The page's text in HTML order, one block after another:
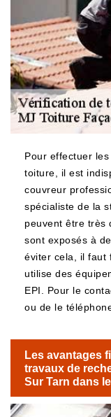
Pour effectuer
toiture, il est
couvreur
spécialiste de la
peuvent être très
sont exposés à
éviter cela, il faut
utilise des
EPI. Pour le
ou de le
Les avantages
travaux de
Sur Tarn dans